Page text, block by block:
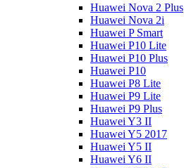
Huawei Nova 2 Plus
Huawei Nova 2i
Huawei P Smart
Huawei P10 Lite
Huawei P10 Plus
Huawei P10
Huawei P8 Lite
Huawei P9 Lite
Huawei P9 Plus
Huawei Y3 II
Huawei Y5 2017
Huawei Y5 II
Huawei Y6 II